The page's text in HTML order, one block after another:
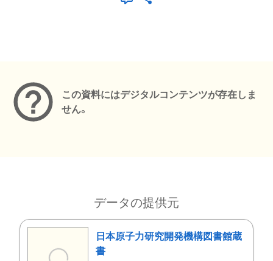
この資料にはデジタルコンテンツが存在しま
せん。
データの提供元
日本原子力研究開発機構図書館蔵
書